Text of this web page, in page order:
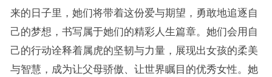
来的日子里，她们将带着这份爱与期望，勇敢地追逐自
己的梦想，书写属于她们的精彩人生篇章。她们会用自
己的行动诠释着属虎的坚韧与力量，展现出女孩的柔美
与智慧，成为让父母骄傲、让世界瞩目的优秀女性。她